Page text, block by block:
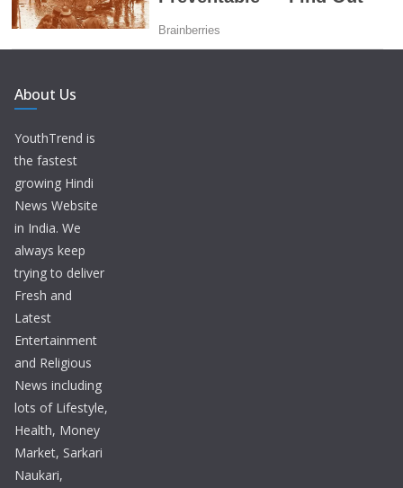
About Us
YouthTrend is
the fastest
growing Hindi
News Website
in India. We
always keep
trying to deliver
Fresh and
Latest
Entertainment
and Religious
News including
lots of Lifestyle,
Health, Money
Market, Sarkari
Naukari,